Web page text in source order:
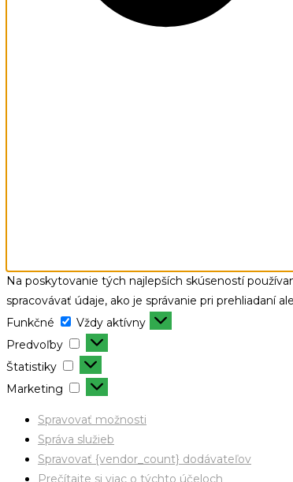
Na poskytovanie tých najlepších skúseností
spracovávať údaje, ako je správanie pri prehliadaní
Funkčné
Vždy aktívny
Predvoľby
Štatistiky
Marketing
Spravovať možnosti
Správa služieb
Spravovať {vendor_count} dodávateľov
Prečítajte si viac o týchto účeloch